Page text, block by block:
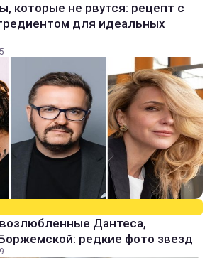
которые не рвутся: рецепт с
для идеальных
Дантеса,
редкие фото звезд